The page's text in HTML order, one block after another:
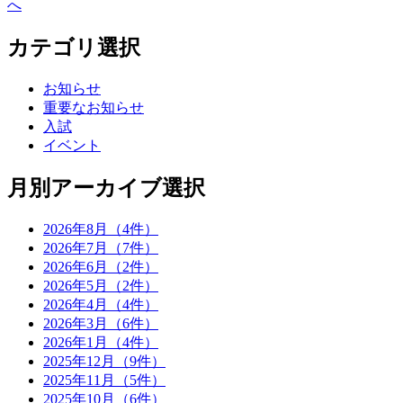
へ
カテゴリ選択
お知らせ
重要なお知らせ
入試
イベント
月別アーカイブ選択
2026年8月（4件）
2026年7月（7件）
2026年6月（2件）
2026年5月（2件）
2026年4月（4件）
2026年3月（6件）
2026年1月（4件）
2025年12月（9件）
2025年11月（5件）
2025年10月（6件）